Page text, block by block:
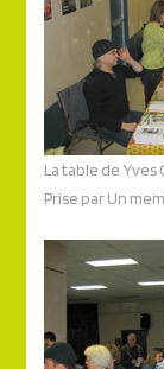
La table de Yves
Prise par Un